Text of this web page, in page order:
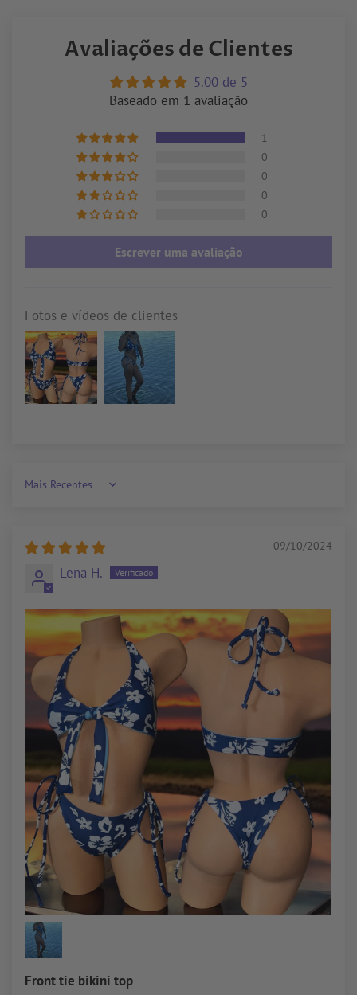
Avaliações de Clientes
5.00 de 5
Baseado em 1 avaliação
1
0
0
0
0
Escrever uma avaliação
Fotos e vídeos de clientes
Sort by
09/10/2024
Lena H.
Front tie bikini top